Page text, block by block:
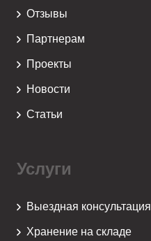
Отзывы
Партнерам
Проекты
Новости
Статьи
Услуги
Выездная консультация
Хранение на складе